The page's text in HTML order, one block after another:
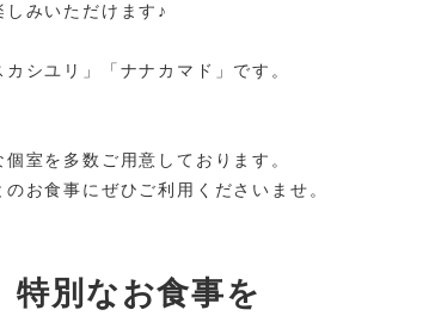
みいただけます♪
シユリ」「ナナカマド」です。
室を多数ご用意しております。
お食事にぜひご利用くださいませ。
特別なお食事を